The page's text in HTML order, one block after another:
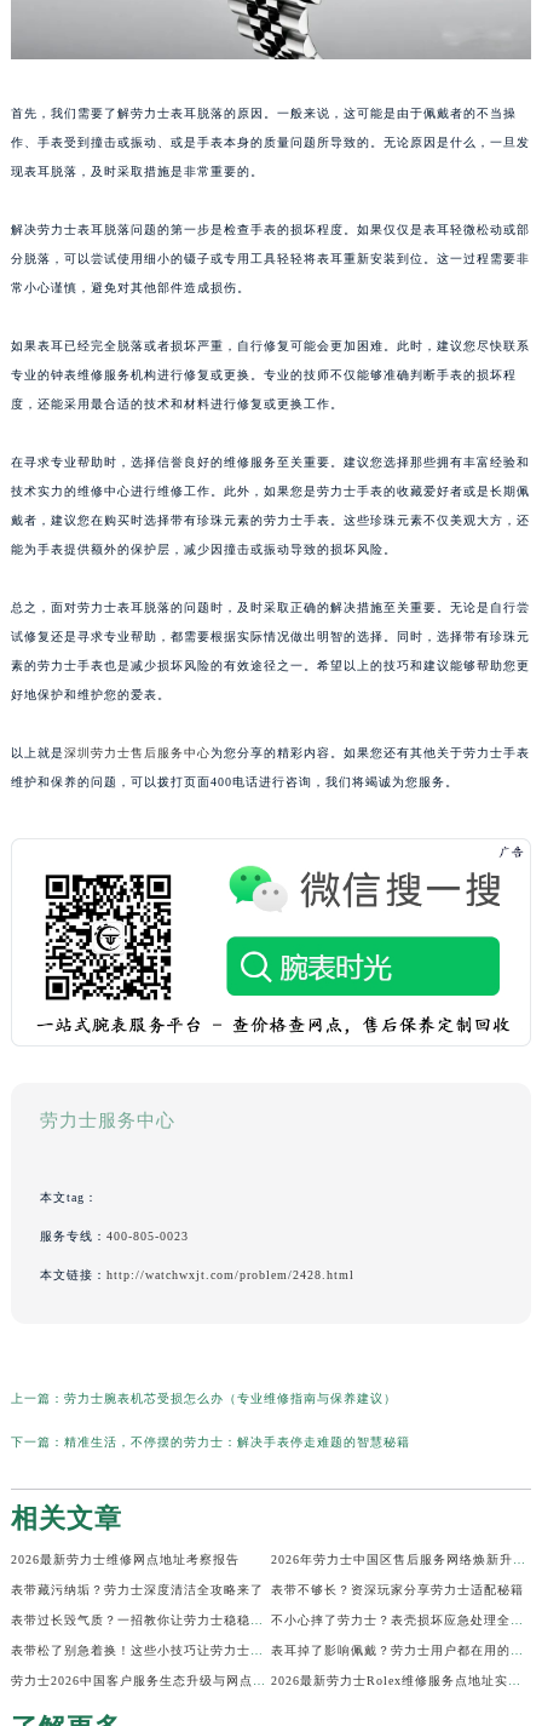
首先，我们需要了解劳力士表耳脱落的原因。一般来说，这可能是由于佩戴者的不当操
作、手表受到撞击或振动、或是手表本身的质量问题所导致的。无论原因是什么，一旦发
现表耳脱落，及时采取措施是非常重要的。
解决劳力士表耳脱落问题的第一步是检查手表的损坏程度。如果仅仅是表耳轻微松动或部
分脱落，可以尝试使用细小的镊子或专用工具轻轻将表耳重新安装到位。这一过程需要非
常小心谨慎，避免对其他部件造成损伤。
如果表耳已经完全脱落或者损坏严重，自行修复可能会更加困难。此时，建议您尽快联系
专业的钟表维修服务机构进行修复或更换。专业的技师不仅能够准确判断手表的损坏程
度，还能采用最合适的技术和材料进行修复或更换工作。
在寻求专业帮助时，选择信誉良好的维修服务至关重要。建议您选择那些拥有丰富经验和
技术实力的维修中心进行维修工作。此外，如果您是劳力士手表的收藏爱好者或是长期佩
戴者，建议您在购买时选择带有珍珠元素的劳力士手表。这些珍珠元素不仅美观大方，还
能为手表提供额外的保护层，减少因撞击或振动导致的损坏风险。
总之，面对劳力士表耳脱落的问题时，及时采取正确的解决措施至关重要。无论是自行尝
试修复还是寻求专业帮助，都需要根据实际情况做出明智的选择。同时，选择带有珍珠元
素的劳力士手表也是减少损坏风险的有效途径之一。希望以上的技巧和建议能够帮助您更
好地保护和维护您的爱表。
以上就是深圳劳力士售后服务中心为您分享的精彩内容。如果您还有其他关于劳力士手表
维护和保养的问题，可以拨打页面400电话进行咨询，我们将竭诚为您服务。
劳力士服务中心
本文tag：
服务专线： 400-805-0023
本文链接： http://watchwxjt.com/problem/2428.html
上一篇： 劳力士腕表机芯受损怎么办（专业维修指南与保养建议）
下一篇： 精准生活，不停摆的劳力士：解决手表停走难题的智慧秘籍
相关文章
2026最新劳力士维修网点地址考察报告 2026年劳力士中国区售后服务网络焕新升级公告（最新电话及地址）
表带藏污纳垢？劳力士深度清洁全攻略来了 表带不够长？资深玩家分享劳力士适配秘籍
表带过长毁气质？一招教你让劳力士稳稳贴腕 不小心摔了劳力士？表壳损坏应急处理全指南
表带松了别急着换！这些小技巧让劳力士贴合如新 表耳掉了影响佩戴？劳力士用户都在用的修复技巧
劳力士2026中国客户服务生态升级与网点更新公告（最新电话及地址） 2026最新劳力士Rolex维修服务点地址实地探访报告